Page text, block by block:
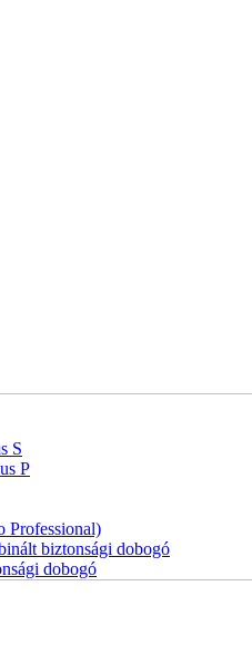
S
P
Professional)
biztonsági dobogó
dobogó